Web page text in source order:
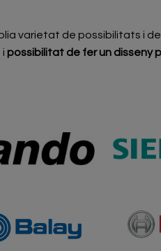
varietat de possibilitats i
ipossibilitat de fer un disseny